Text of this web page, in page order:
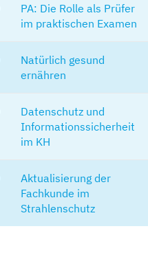
PA: Die Rolle als Prüfer
im praktischen Examen
Natürlich gesund
ernähren
Datenschutz und
Informationssicherheit
im KH
Aktualisierung der
Fachkunde im
Strahlenschutz